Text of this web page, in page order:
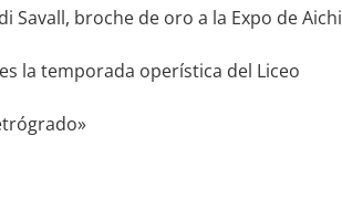
Savall, broche de oro a la Expo de Aichi
la temporada operística del Liceo